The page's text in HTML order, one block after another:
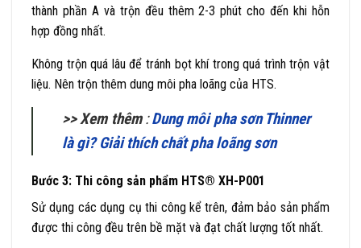
thành phần A và trộn đều thêm 2-3 phút cho đến khi hỗn
hợp đồng nhất.
Không trộn quá lâu để tránh bọt khí trong quá trình trộn vật
liệu. Nên trộn thêm dung môi pha loãng của HTS.
>> Xem thêm:Dung môi pha sơn Thinner
là gì? Giải thích chất pha loãng sơn
Bước 3: Thi công sản phẩm HTS® XH-P001
Sử dụng các dụng cụ thi công kể trên, đảm bảo sản phẩm
được thi công đều trên bề mặt và đạt chất lượng tốt nhất.